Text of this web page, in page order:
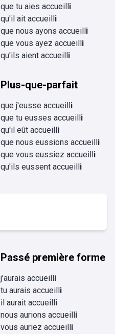
que tu aies accueilli
qu'il ait accueilli
que nous ayons accueilli
que vous ayez accueilli
qu'ils aient accueilli
Plus-que-parfait
que j'eusse accueilli
que tu eusses accueilli
qu'il eût accueilli
que nous eussions accueilli
que vous eussiez accueilli
qu'ils eussent accueilli
Passé première forme
j'aurais accueilli
tu aurais accueilli
il aurait accueilli
nous aurions accueilli
vous auriez accueilli